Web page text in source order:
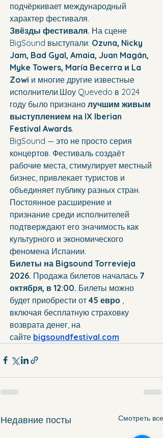
подчёркивает международный
характер фестиваля.
Звёзды фестиваля. На сцене
BigSound выступали: Ozuna, Nicky
Jam, Bad Gyal, Amaia, Juan Magán,
Myke Towers, María Becerra и La
Zowi и многие другие известные
исполнители.Шоу Quevedo в 2024
году было признано лучшим живым
выступлением на IX Iberian
Festival Awards.
BigSound — это не просто серия
концертов. Фестиваль создаёт
рабочие места, стимулирует местный
бизнес, привлекает туристов и
объединяет публику разных стран.
Постоянное расширение и
признание среди исполнителей
подтверждают его значимость как
культурного и экономического
феномена Испании.
Билеты на Bigsound Torrevieja
2026. Продажа билетов началась 7
октября, в 12:00. Билеты можно
будет приобрести от 45 евро
включая бесплатную страховку
возврата денег, на
сайте bigsoundfestival.com
Недавние посты Смотреть все